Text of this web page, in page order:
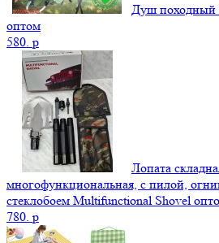
Душ походный
оптом
580. p
Лопата
многофункциональная, с пилой,
стеклобоем Multifunctional Shovel
780. p